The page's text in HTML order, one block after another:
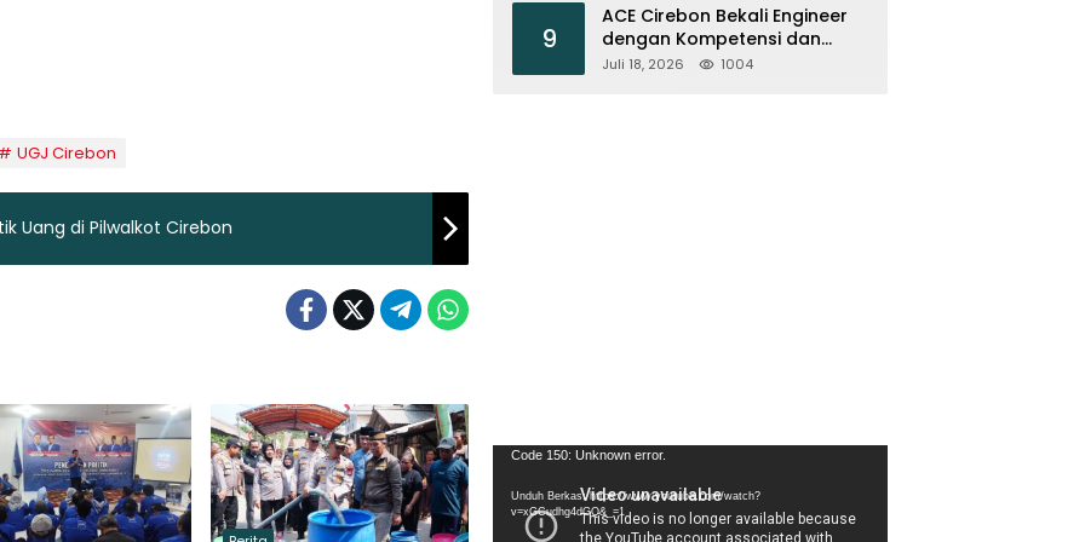
UGJ Cirebon
Uang di Pilwalkot Cirebon
9
ACE Cirebon Bekali Engineer
dengan Kompetensi dan
Efisiensi Energi
Juli 18, 2026 1004
Pemutar
Code 150: Unknown error.
Unduh Berkas: https://www.youtube.com/watch?
v=xGCudhg4dGQ&_=1